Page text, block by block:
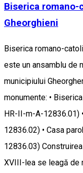
Biserica romano-
Gheorghieni
Biserica romano-
este un ansamblu de
municipiului
monumente: •
HR-II-m-A-12836.01)
12836.02) • Casa
12836.03)
XVIII-lea se leagă de